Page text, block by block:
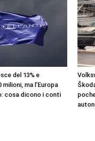
del 13% e
milioni, ma l’Europa
cosa dicono i conti